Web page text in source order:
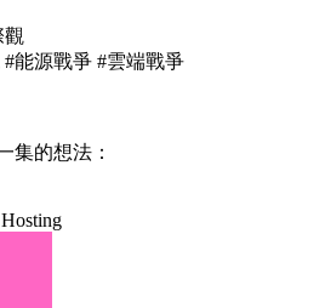
觀
能源戰爭 #雲端戰爭
集的想法：